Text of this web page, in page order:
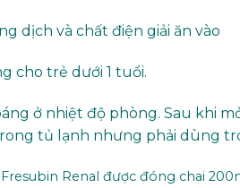
dịch và chất điện giải ăn vào
cho trẻ dưới 1 tuổi.
ở nhiệt độ phòng. Sau khi
tủ lạnh nhưng phải dùng
Renal được đóng chai